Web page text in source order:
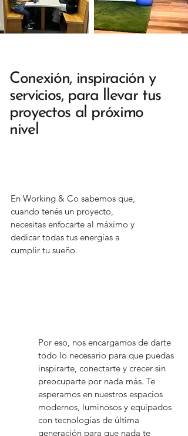
Conexión, inspiración y
servicios, para llevar tus
proyectos al próximo
nivel
En Working & Co sabemos que,
cuando tenés un proyecto,
necesitas enfocarte al máximo y
dedicar todas tus energías a
cumplir tu sueño.
Por eso, nos encargamos de darte
todo lo necesario para que puedas
inspirarte, conectarte y crecer sin
preocuparte por nada más. Te
esperamos en nuestros espacios
modernos, luminosos y equipados
con tecnologías de última
generación para que nada te